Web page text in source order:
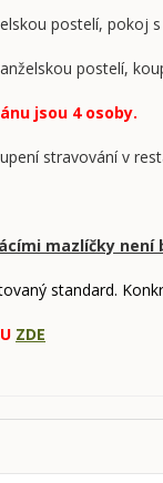
postelí, pokoj
postelí,
jsou 4 osoby.
stravování v
mazlíčky není
standard.
ZDE